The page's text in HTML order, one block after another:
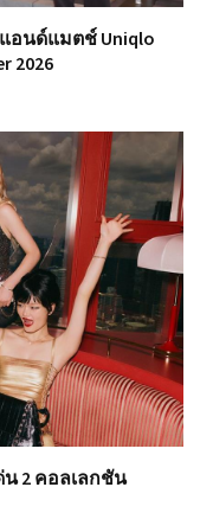
อนด์แมตช์ Uniqlo
2026
น 2 คอลเลกชัน